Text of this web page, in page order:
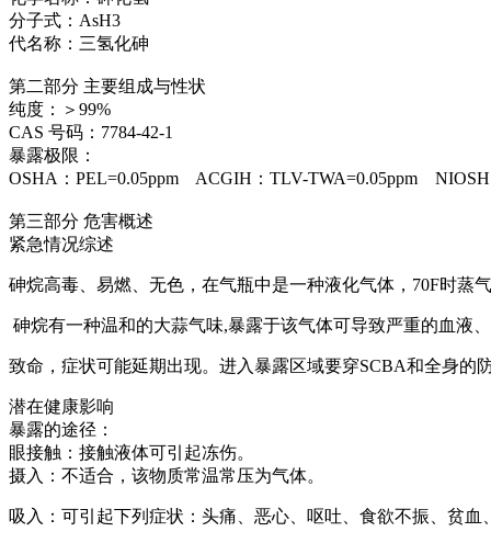
分子式：AsH3
代名称：三氢化砷
第二部分 主要组成与性状
纯度：＞99%
CAS 号码：7784-42-1
暴露极限：
OSHA：PEL=0.05ppm ACGIH：TLV-TWA=0.05ppm
第三部分 危害概述
紧急情况综述
砷烷高毒、易燃、无色，在气瓶中是一种液化气体，70F时蒸
砷烷有一种温和的大蒜气味,暴露于该气体可导致严重的血液
致命，症状可能延期出现。进入暴露区域要穿SCBA和全身的
潜在健康影响
暴露的途径：
眼接触：接触液体可引起冻伤。
摄入：不适合，该物质常温常压为气体。
吸入：可引起下列症状：头痛、恶心、呕吐、食欲不振、贫